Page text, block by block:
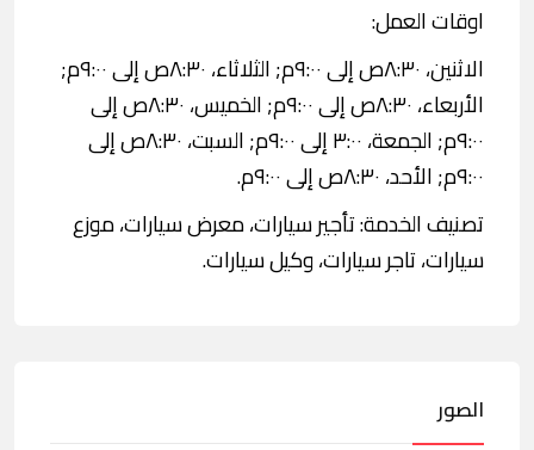
اوقات العمل:
الاثنين، ٨:٣٠ص إلى ٩:٠٠م; الثلاثاء، ٨:٣٠ص إلى ٩:٠٠م;
الأربعاء، ٨:٣٠ص إلى ٩:٠٠م; الخميس، ٨:٣٠ص إلى
٩:٠٠م; الجمعة، ٣:٠٠ إلى ٩:٠٠م; السبت، ٨:٣٠ص إلى
٩:٠٠م; الأحد، ٨:٣٠ص إلى ٩:٠٠م.
تصنيف الخدمة: تأجير سيارات، معرض سيارات، موزع
سيارات، تاجر سيارات، وكيل سيارات.
الصور